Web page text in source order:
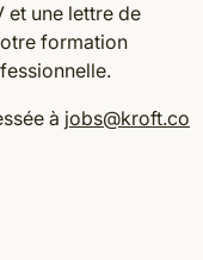
et une lettre de
formation
à jobs@kroft.co